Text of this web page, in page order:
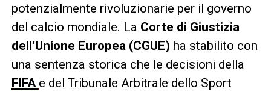
potenzialmente rivoluzionarie per il governo
del calcio mondiale. La Corte di Giustizia
dell’Unione Europea (CGUE) ha stabilito con
una sentenza storica che le decisioni della
FIFA e del Tribunale Arbitrale dello Sport